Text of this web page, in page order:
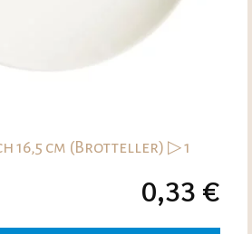
16,5 cm (Brotteller) ▷ 1
0,33 €